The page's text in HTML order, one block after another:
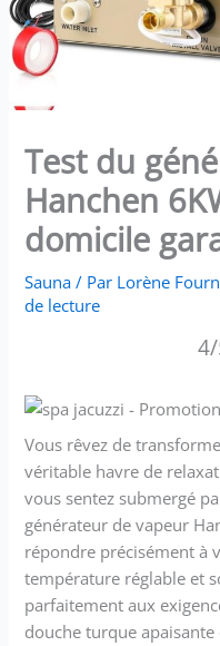
Test du
Hanchen
domicile
Sauna / Par Lorène
de lecture
Vous rêvez de
véritable havre de
vous sentez submergé
générateur de vapeur
répondre précisément à
température réglable et
parfaitement aux
douche turque